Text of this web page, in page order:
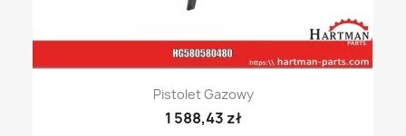
Pistolet Gazowy
1 588,43 zł